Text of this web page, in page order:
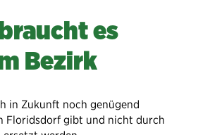
es
Bezirk
in Zukunft noch genügend
Floridsdorf gibt und nicht durch